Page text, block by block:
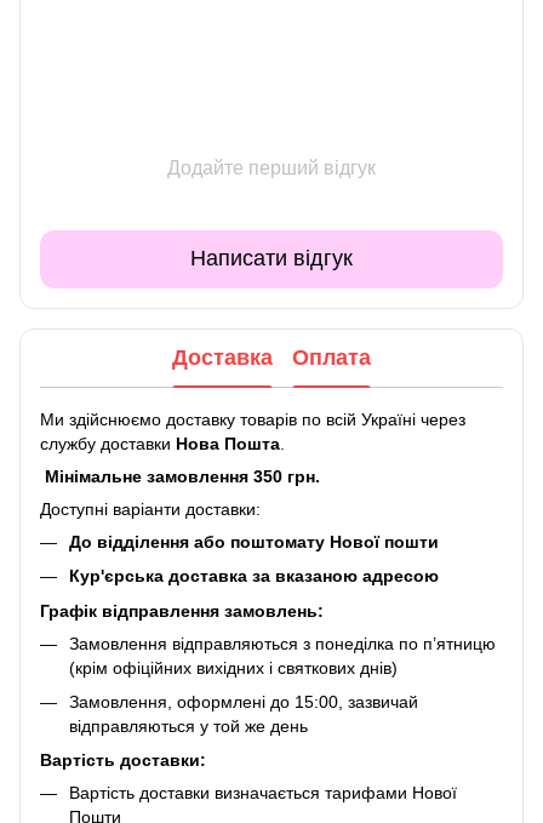
Додайте перший відгук
Написати відгук
Доставка Оплата
Ми здійснюємо доставку товарів по всій Україні через
службу доставки Нова Пошта
Мінімальне замовлення 350 грн.
Доступні варіанти доставки:
До відділення або поштомату Нової пошти
Кур'єрська доставка за вказаною адресою
Графік відправлення замовлень:
Замовлення відправляються з понеділка по п’ятницю
(крім офіційних вихідних і святкових днів)
Замовлення, оформлені до 15:00, зазвичай
відправляються у той же день
Вартість доставки:
Вартість доставки визначається тарифами Нової
Пошти